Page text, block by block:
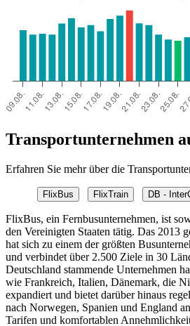
Transportunternehmen
Erfahren Sie mehr über die
FlixBus FlixTrain DB -
FlixBus, ein Fernbusunternehmen, ist
den Vereinigten Staaten tätig. Das 2013
hat sich zu einem der größten
und verbindet über 2.500 Ziele in 30
Deutschland stammende Unternehmen
wie Frankreich, Italien, Dänemark, die
expandiert und bietet darüber hinaus
nach Norwegen, Spanien und England
Tarifen und komfortablen